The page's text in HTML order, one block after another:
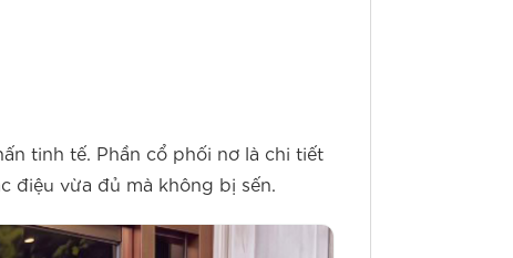
tinh tế. Phần cổ phối nơ là chi tiết
điệu vừa đủ mà không bị sến.